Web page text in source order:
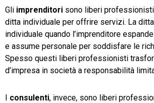
Gli imprenditori sono liberi
ditta individuale per offrire servizi. La
individuale quando l’imprenditore
e assume personale per soddisfare le
Spesso questi liberi professionisti
d’impresa in società a responsabilità
I consulenti, invece, sono liberi